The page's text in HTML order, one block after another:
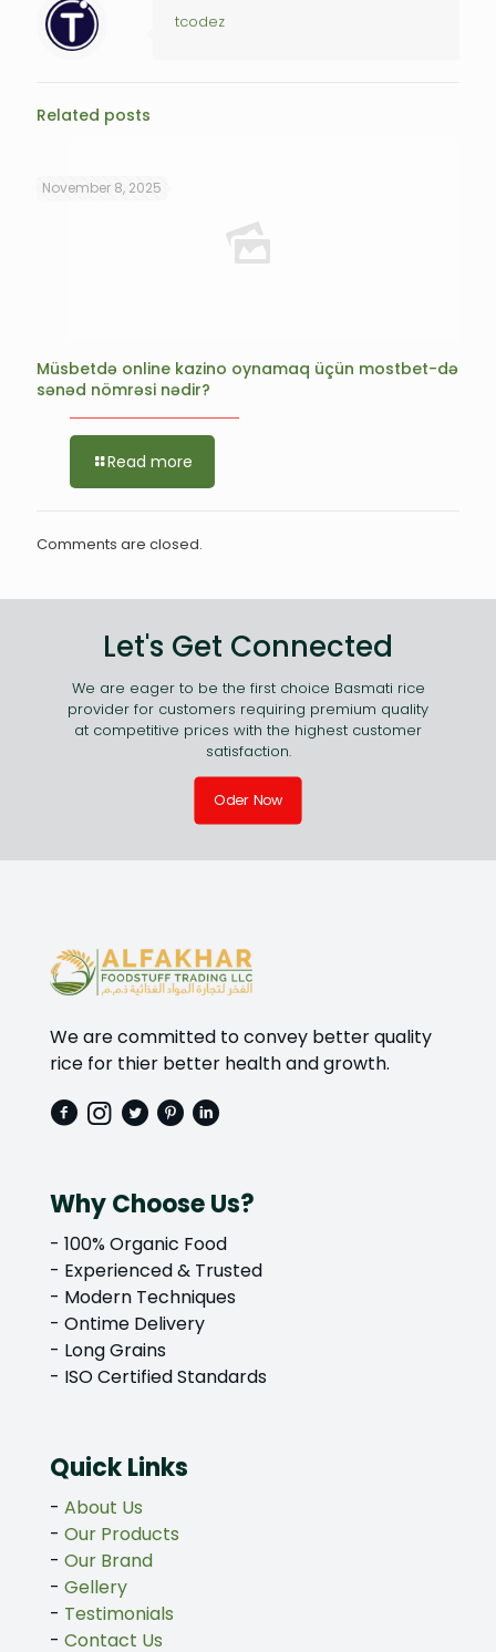
tcodez
Related posts
November 8, 2025
Müsbetdə online kazino oynamaq üçün mostbet-də
sənəd nömrəsi nədir?
Read more
Comments are closed.
Let's Get Connected
We are eager to be the first choice Basmati rice
provider for customers requiring premium quality
at competitive prices with the highest customer
satisfaction.
Oder Now
We are committed to convey better quality
rice for thier better health and growth.
Why Choose Us?
- 100% Organic Food
- Experienced & Trusted
- Modern Techniques
- Ontime Delivery
- Long Grains
- ISO Certified Standards
Quick Links
- About Us
- Our Products
- Our Brand
- Gellery
- Testimonials
- Contact Us